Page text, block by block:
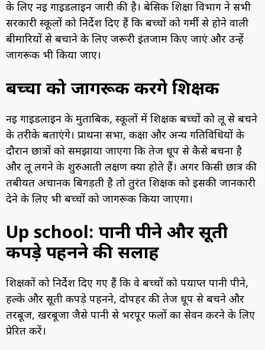
के लिए नई गाइडलाइन जारी की है। बेसिक शिक्षा विभाग ने सभी
सरकारी स्कूलों को निर्देश दिए हैं कि बच्चों को गर्मी से होने वाली
बीमारियों से बचाने के लिए जरूरी इंतजाम किए जाएं और उन्हें
जागरूक भी किया जाए।
बच्चों को जागरूक करेंगे शिक्षक
नई गाइडलाइन के मुताबिक, स्कूलों में शिक्षक बच्चों को लू से बचने
के तरीके बताएंगे। प्रार्थना सभा, कक्षा और अन्य गतिविधियों के
दौरान छात्रों को समझाया जाएगा कि तेज धूप से कैसे बचना है
और लू लगने के शुरुआती लक्षण क्या होते हैं। अगर किसी छात्र की
तबीयत अचानक बिगड़ती है तो तुरंत शिक्षक को इसकी जानकारी
देने के लिए भी बच्चों को जागरूक किया जाएगा।
Up school: पानी पीने और सूती
कपड़े पहनने की सलाह
शिक्षकों को निर्देश दिए गए हैं कि वे बच्चों को पर्याप्त पानी पीने,
हल्के और सूती कपड़े पहनने, दोपहर की तेज धूप से बचने और
तरबूज, खरबूजा जैसे पानी से भरपूर फलों का सेवन करने के लिए
प्रेरित करें।